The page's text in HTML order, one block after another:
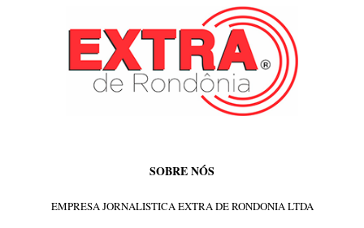
SOBRE NÓS
EMPRESA JORNALISTICA EXTRA DE RONDONIA LTDA